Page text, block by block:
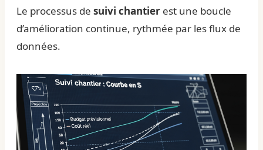
Le processus de suivi chantier est une boucle
d’amélioration continue, rythmée par les flux de
données.